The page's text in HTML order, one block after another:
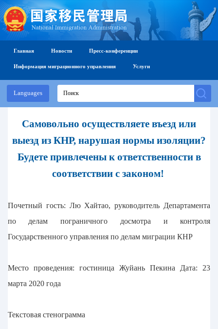
Languages
Главная Новости Пресс-конференции
Информация миграционного управления Услуги
Самовольно осуществляете въезд или
выезд из КНР, нарушая нормы изоляции?
Будете привлечены к ответственности в
соответствии с законом!
Почетный гость: Лю Хайтао, руководитель Департамента
по делам пограничного досмотра и контроля
Государственного управления по делам миграции КНР
Место проведения: гостиница Жуйань Пекина Дата: 23
марта 2020 года
Текстовая стенограмма